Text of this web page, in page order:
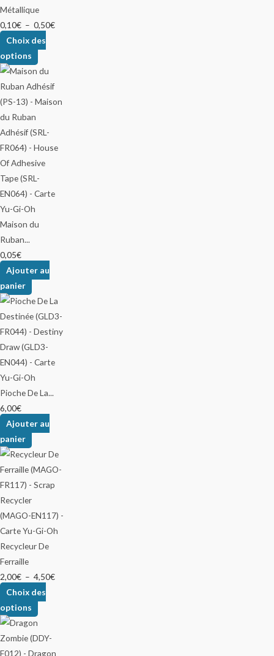
Métallique
0,10€ – 0,50€
Choix des
options
Maison du
Ruban...
0,05€
Ajouter au
panier
Pioche De La...
6,00€
Ajouter au
panier
Recycleur De
Ferraille
2,00€ – 4,50€
Choix des
options